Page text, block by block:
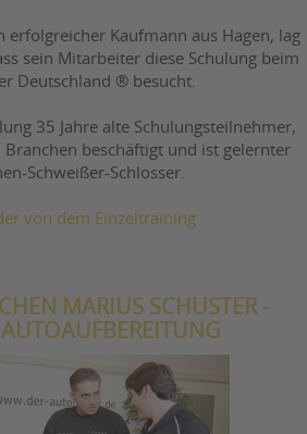
erfolgreicher Kaufmann aus Hagen, lag
sein Mitarbeiter diese Schulung beim
Deutschland ® besucht.
35 Jahre alte Schulungsteilnehmer,
beschäftigt und ist gelernter
Schweißer-Schlosser.
von dem Einzeltraining
MARIUS SCHUSTER -
AUTOAUFBEREITUNG